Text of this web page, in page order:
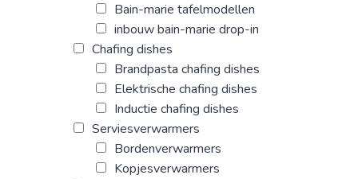
Bain-marie tafelmodellen
inbouw bain-marie drop-in
Chafing dishes
Brandpasta chafing dishes
Elektrische chafing dishes
Inductie chafing dishes
Serviesverwarmers
Bordenverwarmers
Kopjesverwarmers